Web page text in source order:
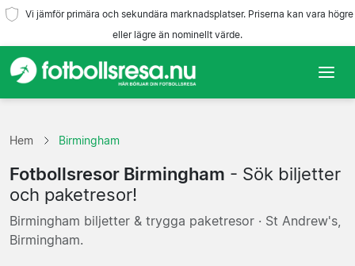
Vi jämför primära och sekundära marknadsplatser. Priserna kan vara högre
eller lägre än nominellt värde.
Lag
Ligor
Resebyråer
Hem Birmingham
Fotbollsresor Birmingham - Sök biljetter
och paketresor!
Birmingham biljetter & trygga paketresor · St Andrew's,
Birmingham.